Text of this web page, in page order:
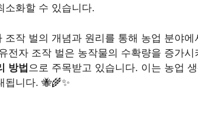
소화할 수 있습니다.
조작 벌의 개념과 원리를 통해 농업 분야
전자 조작 벌은 농작물의 수확량을 증가
방법 으로 주목받고 있습니다. 이는 농업
됩니다. 🐝🌾✨